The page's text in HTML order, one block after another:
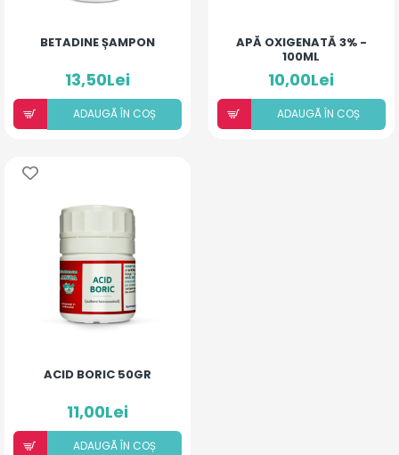
BETADINE ȘAMPON
13,50Lei
ADAUGÃ ÎN COȘ
APĂ OXIGENATĂ 3% -
100ML
10,00Lei
ADAUGÃ ÎN COȘ
ACID BORIC 50GR
11,00Lei
ADAUGÃ ÎN COȘ